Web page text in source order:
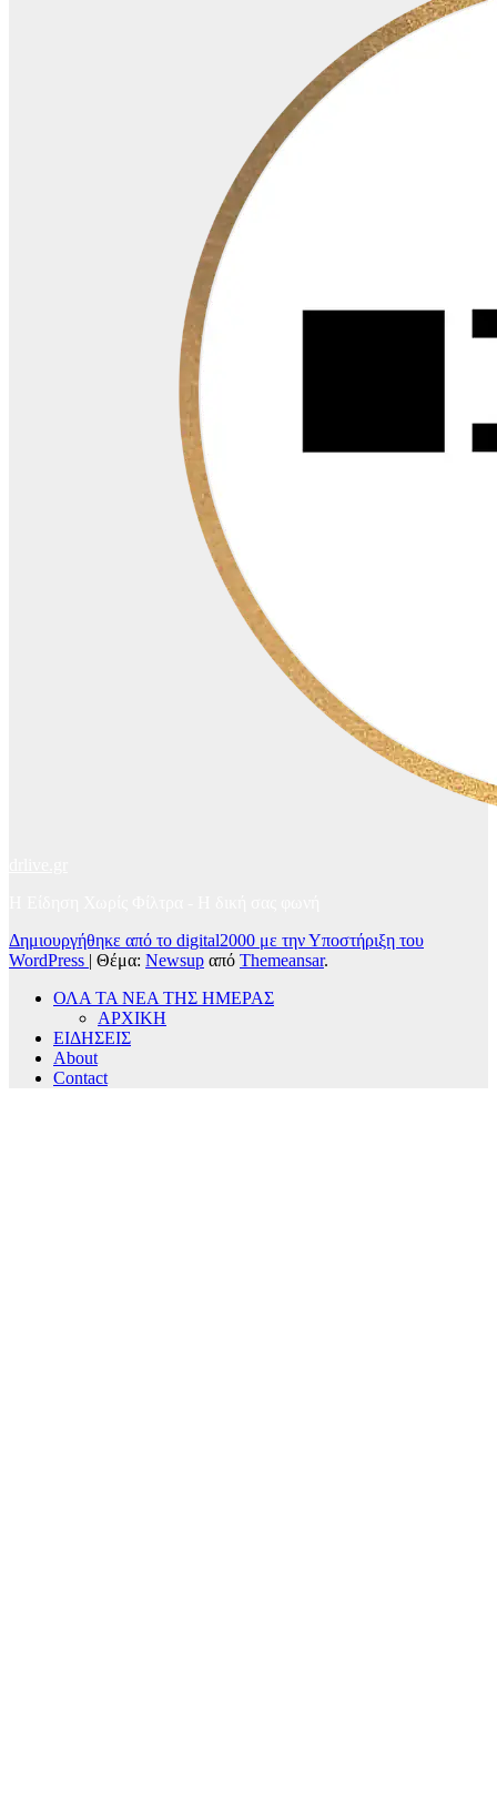
Δημιουργήθηκε από το digital2000 με την Υποστήριξη του
WordPress | Θέμα: Newsup από Themeansar.
ΟΛΑ ΤΑ ΝΕΑ ΤΗΣ ΗΜΕΡΑΣ
ΑΡΧΙΚΗ
ΕΙΔΗΣΕΙΣ
About
Contact